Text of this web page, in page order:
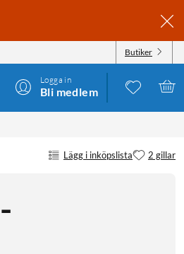
Butiker
Logga in
Bli medlem
Lägg i inköpslista 2 gillar
-